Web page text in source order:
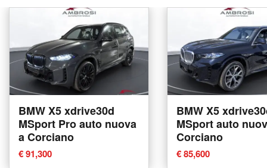
BMW X5 xdrive30d
MSport Pro auto nuova
a Corciano
€ 91,300
BMW X5
MSport auto
Corciano
€ 85,600